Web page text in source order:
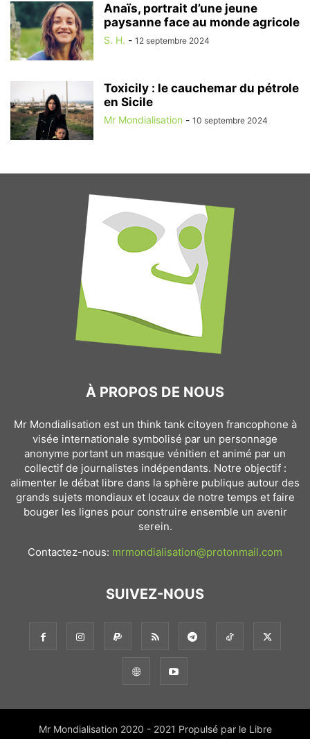
Anaïs, portrait d’une jeune
paysanne face au monde agricole
S. H. - 12 septembre 2024
Toxicily : le cauchemar du pétrole
en Sicile
Mr Mondialisation - 10 septembre 2024
À PROPOS DE NOUS
Mr Mondialisation est un think tank citoyen francophone à
visée internationale symbolisé par un personnage
anonyme portant un masque vénitien et animé par un
collectif de journalistes indépendants. Notre objectif :
alimenter le débat libre dans la sphère publique autour des
grands sujets mondiaux et locaux de notre temps et faire
bouger les lignes pour construire ensemble un avenir
serein.
Contactez-nous: mrmondialisation@protonmail.com
SUIVEZ-NOUS
Mr Mondialisation 2020 - 2021 Propulsé par le Libre